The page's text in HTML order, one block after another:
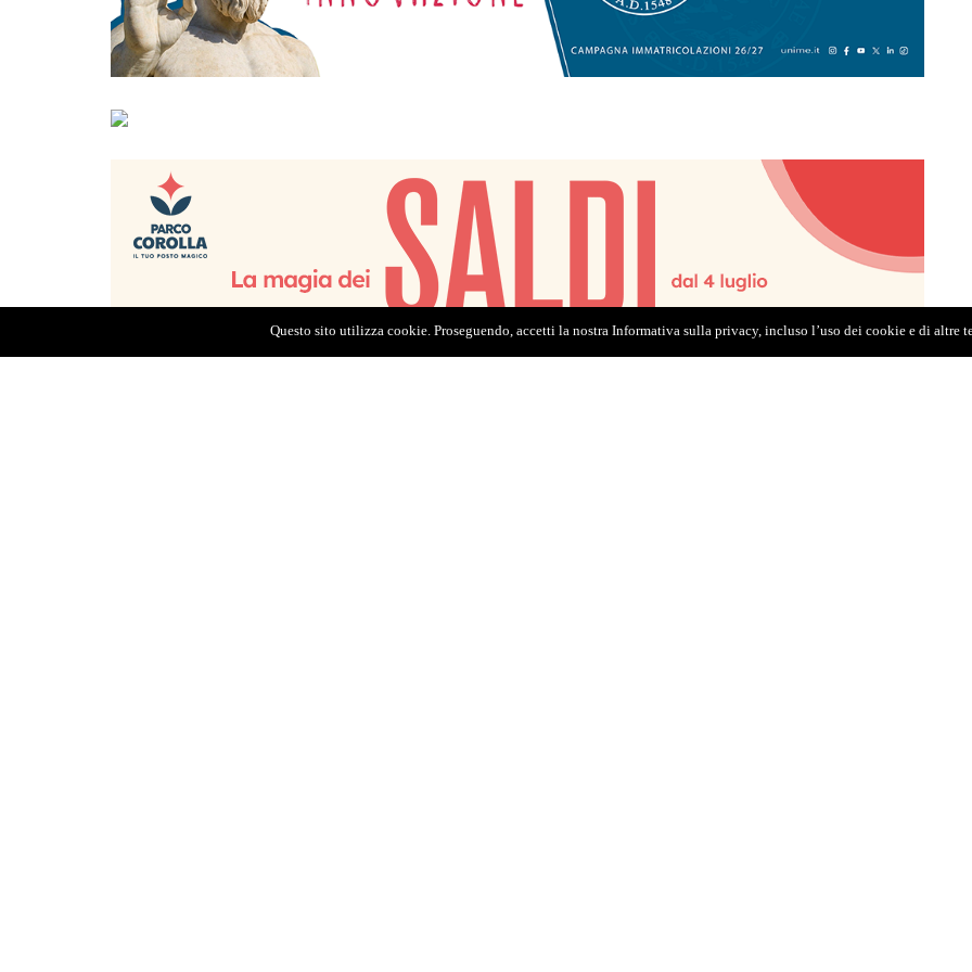
Questo sito utilizza cookie. Proseguendo, accetti la nostra Informativa sulla privacy, incluso l’uso dei cookie e di altre